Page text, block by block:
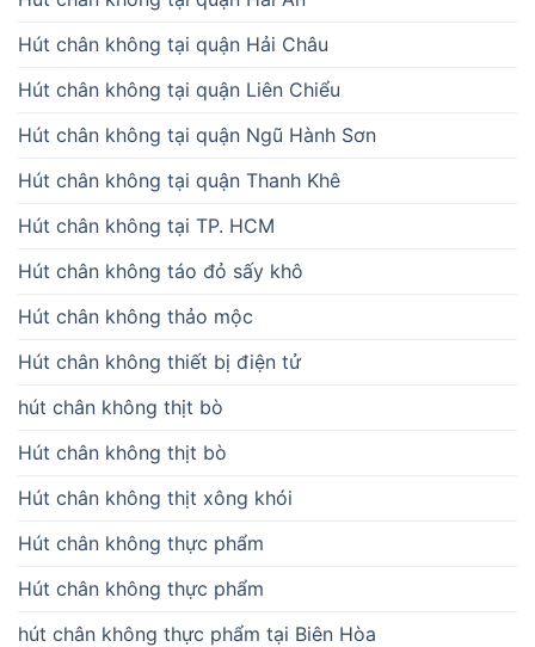
Hút chân không tại quận Hải Châu
Hút chân không tại quận Liên Chiểu
Hút chân không tại quận Ngũ Hành Sơn
Hút chân không tại quận Thanh Khê
Hút chân không tại TP. HCM
Hút chân không táo đỏ sấy khô
Hút chân không thảo mộc
Hút chân không thiết bị điện tử
hút chân không thịt bò
Hút chân không thịt bò
Hút chân không thịt xông khói
Hút chân không thực phẩm
Hút chân không thực phẩm
hút chân không thực phẩm tại Biên Hòa